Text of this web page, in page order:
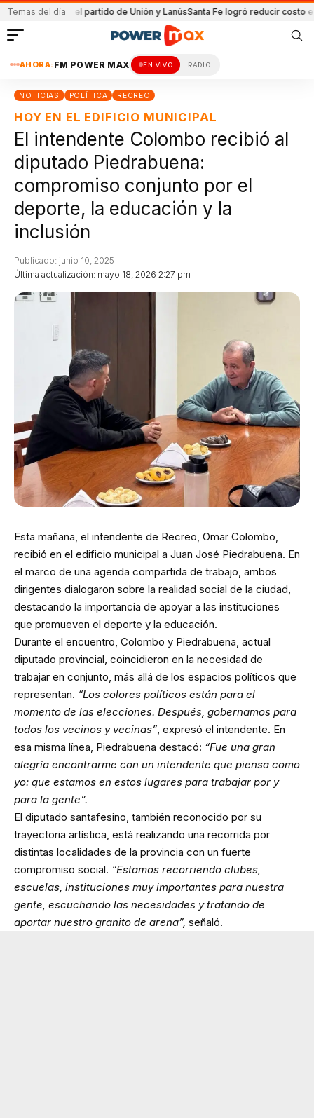
Temas del día
en el partido de Unión y LanúsSanta Fe logró reducir costo
AHORA: FM POWER MAX EN VIVO RADIO
NOTICIAS POLÍTICA RECREO
HOY EN EL EDIFICIO MUNICIPAL
El intendente Colombo recibió al
diputado Piedrabuena:
compromiso conjunto por el
deporte, la educación y la
inclusión
Última actualización: mayo 18, 2026 2:27 pm
Publicado: junio 10, 2025
Esta mañana, el intendente de Recreo, Omar Colombo,
recibió en el edificio municipal a Juan José Piedrabuena. En
el marco de una agenda compartida de trabajo, ambos
dirigentes dialogaron sobre la realidad social de la ciudad,
destacando la importancia de apoyar a las instituciones
que promueven el deporte y la educación.
Durante el encuentro, Colombo y Piedrabuena, actual
diputado provincial, coincidieron en la necesidad de
trabajar en conjunto, más allá de los espacios políticos que
representan. “Los colores políticos están para el
momento de las elecciones. Después, gobernamos para
todos los vecinos y vecinas”, expresó el intendente. En
esa misma línea, Piedrabuena destacó: “Fue una gran
alegría encontrarme con un intendente que piensa como
yo: que estamos en estos lugares para trabajar por y
para la gente”.
El diputado santafesino, también reconocido por su
trayectoria artística, está realizando una recorrida por
distintas localidades de la provincia con un fuerte
compromiso social. “Estamos recorriendo clubes,
escuelas, instituciones muy importantes para nuestra
gente, escuchando las necesidades y tratando de
aportar nuestro granito de arena”, señaló.